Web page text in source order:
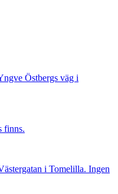
Östbergs väg i
finns.
i Tomelilla. Ingen